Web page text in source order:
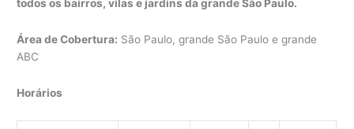
todos os bairros, vilas e jardins da grande São Paulo.
Área de Cobertura: São Paulo, grande São Paulo e grande
ABC
Horários